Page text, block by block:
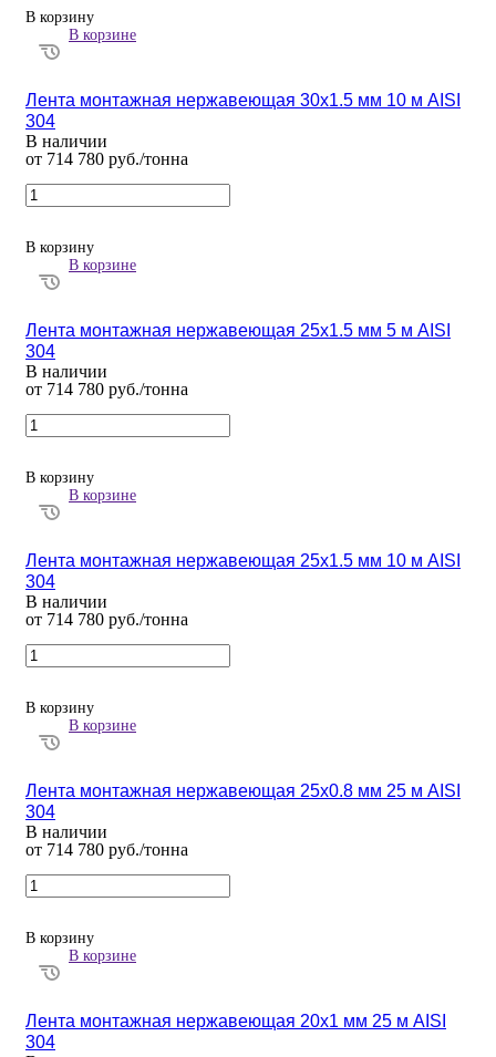
В корзину
В корзине
Лента монтажная нержавеющая 30х1.5 мм 10 м AISI
304
В наличии
от 714 780 руб./тонна
В корзину
В корзине
Лента монтажная нержавеющая 25х1.5 мм 5 м AISI
304
В наличии
от 714 780 руб./тонна
В корзину
В корзине
Лента монтажная нержавеющая 25х1.5 мм 10 м AISI
304
В наличии
от 714 780 руб./тонна
В корзину
В корзине
Лента монтажная нержавеющая 25х0.8 мм 25 м AISI
304
В наличии
от 714 780 руб./тонна
В корзину
В корзине
Лента монтажная нержавеющая 20х1 мм 25 м AISI
304